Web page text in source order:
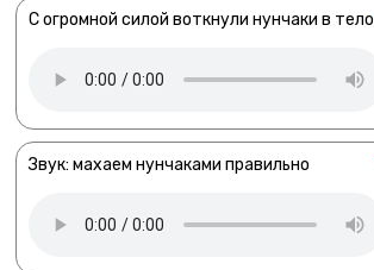
С огромной силой воткнули нунчаки в тело
Звук: махаем нунчаками правильно